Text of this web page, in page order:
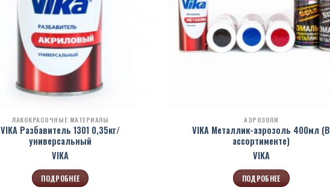
ЛАКОКРАСОЧНЫЕ МАТЕРИАЛЫ
VIKA Разбавитель 1301 0,35кг/
универсальный
VIKA
ПОДРОБНЕЕ
АЭРОЗОЛИ
VIKA Металлик-аэрозоль 400мл (В
ассортименте)
VIKA
ПОДРОБНЕЕ